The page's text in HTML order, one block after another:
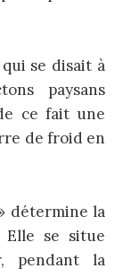
se disait à
paysans
ce fait une
de froid en
détermine la
se situe
pendant la